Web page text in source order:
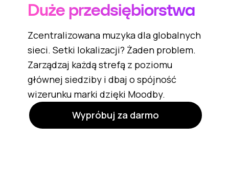
Duże przedsiębiorstwa
Zcentralizowana muzyka dla globalnych
sieci. Setki lokalizacji? Żaden problem.
Zarządzaj każdą strefą z poziomu
głównej siedziby i dbaj o spójność
wizerunku marki dzięki Moodby.
Wypróbuj za darmo